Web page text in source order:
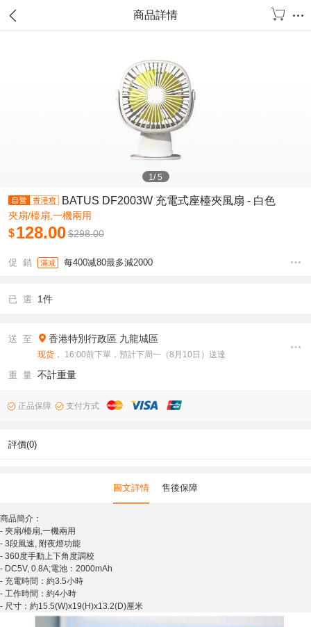
商品詳情
1/5
BATUS DF2003W 充電式座檯夾風扇 - 白色
夾扇/檯扇,一機兩用
$128.00$298.00
促 銷 滿减 每400减80最多減2000
已 選 1件
送 至 香港特別行政區 九龍城區
现货 ， 16:00前下單，預計下周一（8月10日）送達
重 量 不計重量
正品保障 支付方式
評價(0)
圖文詳情 售後保障
商品簡介：
- 夾扇/檯扇,一機兩用
- 3段風速, 附夜燈功能
- 360度手動上下角度調校
- DC5V, 0.8A;電池：2000mAh
- 充電時間：約3.5小時
- 工作時間：約4小時
- 尺寸：約15.5(W)x19(H)x13.2(D)厘米